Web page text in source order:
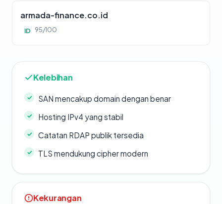
armada-finance.co.id
ID 95/100
Kelebihan
SAN mencakup domain dengan benar
Hosting IPv4 yang stabil
Catatan RDAP publik tersedia
TLS mendukung cipher modern
Kekurangan